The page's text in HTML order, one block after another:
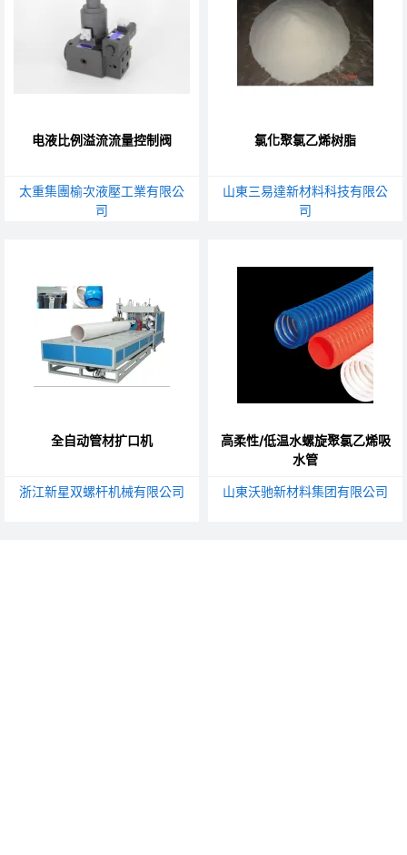
电液比例溢流流量控制阀
太重集團榆次液壓工業有限公
司
氯化聚氯乙烯树脂
山東三易達新材料科技有限公
司
全自动管材扩口机
浙江新星双螺杆机械有限公司
高柔性/低温水螺旋聚氯乙烯吸
水管
山東沃驰新材料集团有限公司